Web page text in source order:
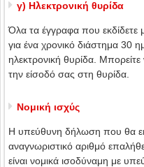
γ) Ηλεκτρονική θυρίδα
Όλα τα έγγραφα που εκδίδετε
για ένα χρονικό διάστημα
ηλεκτρονική θυρίδα. Μπορείτε
την είσοδό σας στη θυρίδα.
Νομική ισχύς
Η υπεύθυνη δήλωση που θα
αναγνωριστικό αριθμό
είναι νομικά ισοδύναμη με